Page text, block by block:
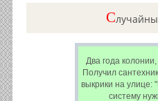
C
Два года
Получил
выкрики на улице:
систему